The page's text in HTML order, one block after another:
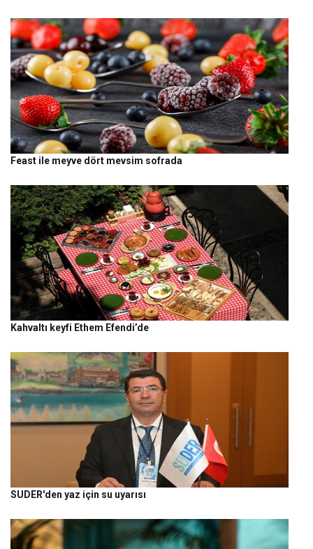
Feast ile meyve dört mevsim sofrada
Kahvaltı keyfi Ethem Efendi’de
SUDER'den yaz için su uyarısı